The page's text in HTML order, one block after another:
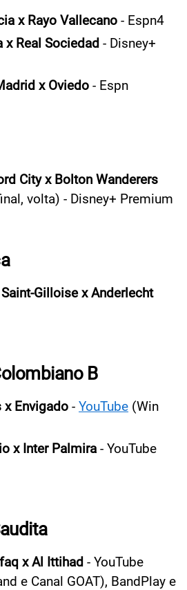
x Rayo Vallecano - Espn4
x Real Sociedad - Disney+
x Oviedo - Espn
City x Bolton Wanderers
volta) - Disney+ Premium
Gilloise x Anderlecht
B
x Envigado - YouTube (Win
x Inter Palmira - YouTube
x Al Ittihad - YouTube
e Canal GOAT), BandPlay e